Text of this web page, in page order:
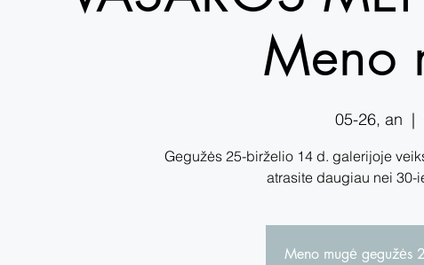
Meno
05-26, an
  |
Gegužės 25-birželio 14 d. galerijoje
atrasite daugiau nei 30-
Meno mugė gegužės